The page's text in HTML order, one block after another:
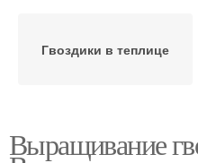
Гвоздики в теплице
Декоративная гвоздика
Выращивание